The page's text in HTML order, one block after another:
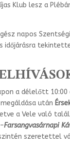
Klub lesz a
napos
időjárásra
a délelőtt 10:00
után
a Vele való
Farsangvasárnapi
szeretettel